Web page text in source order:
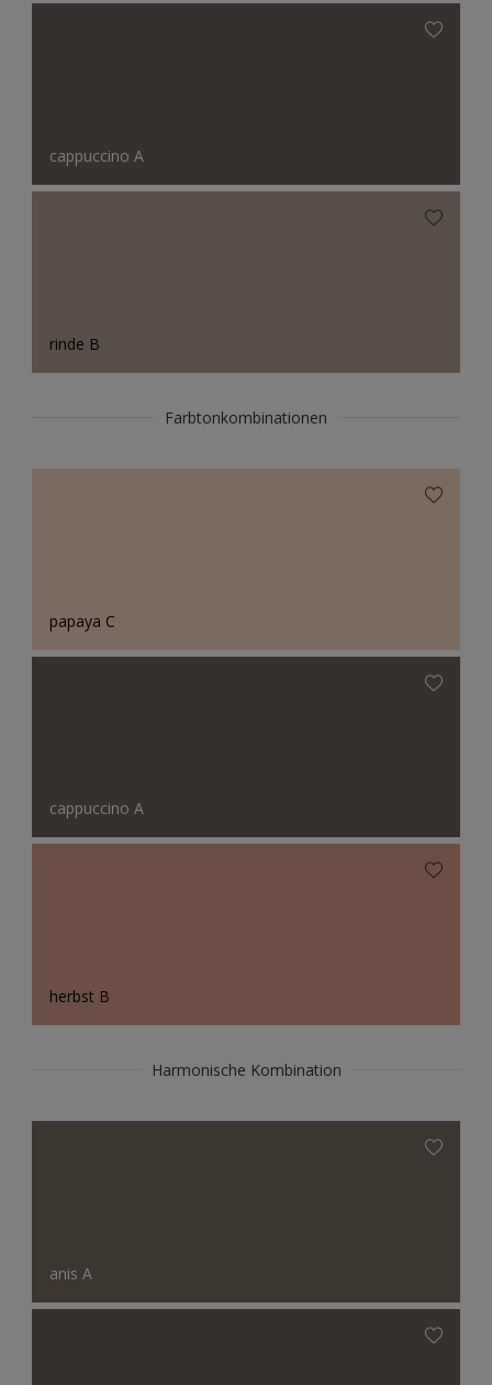
cappuccino A
rinde B
Farbtonkombinationen
papaya C
cappuccino A
herbst B
Harmonische Kombination
anis A